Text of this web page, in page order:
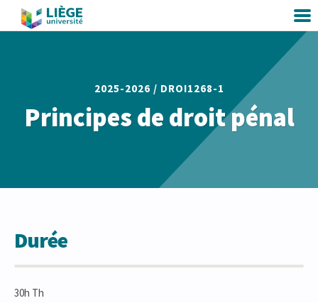
2025-2026 / DROI1268-1
Principes de droit pénal
Durée
30h Th